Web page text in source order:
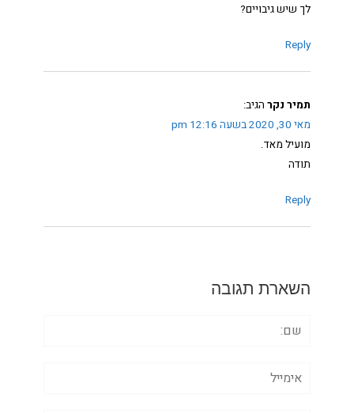
לך שיש גיבויים?
Reply
תמיר נקר הגיב:
מאי 30, 2020 בשעה 12:16 pm
מועיל מאד.
תודה
Reply
השארת תגובה